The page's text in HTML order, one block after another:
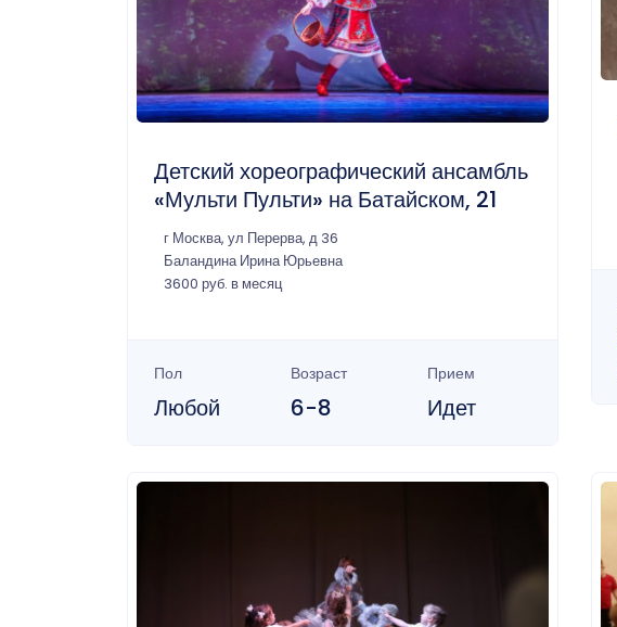
Детский хореографический ансамбль
«Мульти Пульти» на Батайском, 21
г Москва, ул Перерва, д 36
Баландина Ирина Юрьевна
3600 руб. в месяц
Пол
Любой
Возраст
6-8
Прием
Идет